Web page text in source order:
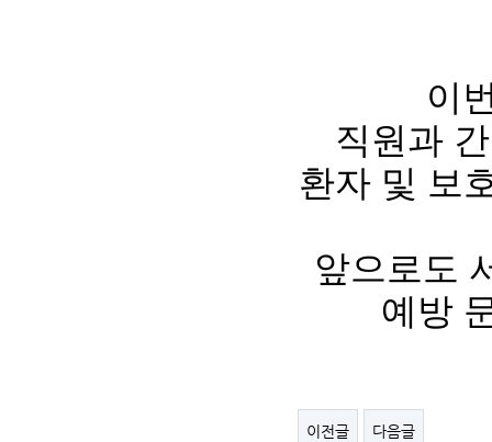
이
직원과
환자 및 보
앞으로도
예방
이전글 다음글